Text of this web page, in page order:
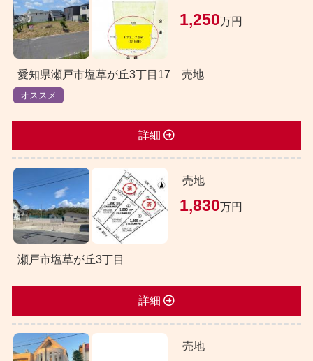
1,250万円
愛知県瀬戸市塩草が丘3丁目17 売地
オススメ
詳細
売地
1,830万円
瀬戸市塩草が丘3丁目
詳細
売地